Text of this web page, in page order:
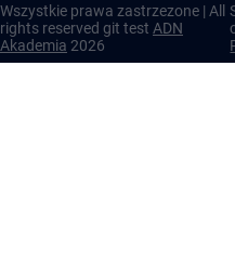
Wszystkie prawa zastrzezone | All
rights reserved git test ADN
Akademia 2026